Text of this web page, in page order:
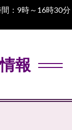
間：9時～16時30分
報